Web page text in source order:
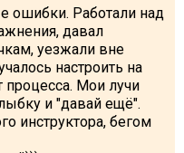
ошибки. Работали над
давал
уезжали вне
настроить на
Мои лучи
и "давай ещё".
инструктора, бегом